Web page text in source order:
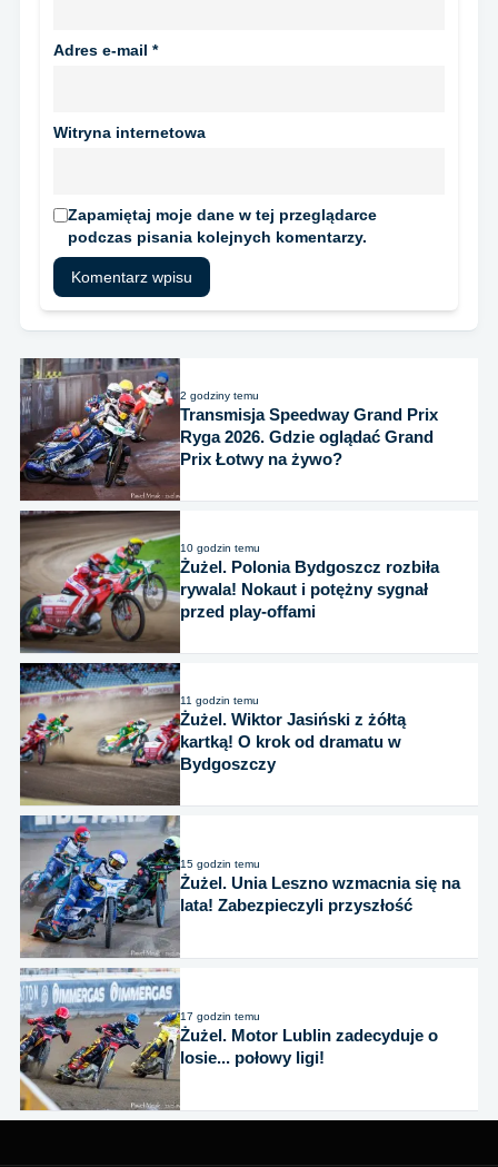
Adres e-mail *
Witryna internetowa
Zapamiętaj moje dane w tej przeglądarce
podczas pisania kolejnych komentarzy.
2 godziny temu
Transmisja Speedway Grand Prix
Ryga 2026. Gdzie oglądać Grand
Prix Łotwy na żywo?
10 godzin temu
Żużel. Polonia Bydgoszcz rozbiła
rywala! Nokaut i potężny sygnał
przed play-offami
11 godzin temu
Żużel. Wiktor Jasiński z żółtą
kartką! O krok od dramatu w
Bydgoszczy
15 godzin temu
Żużel. Unia Leszno wzmacnia się na
lata! Zabezpieczyli przyszłość
17 godzin temu
Żużel. Motor Lublin zadecyduje o
losie... połowy ligi!